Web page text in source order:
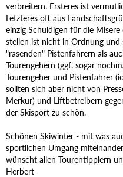
verbreitern. Ersteres ist
Letzteres oft aus
einzig Schuldigen für die
stellen ist nicht in Ordnung und
"rasenden" Pistenfahrern als
Tourengehern (ggf. sogar
Tourengeher und Pistenfahrer
sollten sich aber nicht von
Merkur) und Liftbetreibern
der Skisport zu schön.
Schönen Skiwinter - mit was
sportlichen Umgang miteinander
wünscht allen Tourentipplern
Herbert